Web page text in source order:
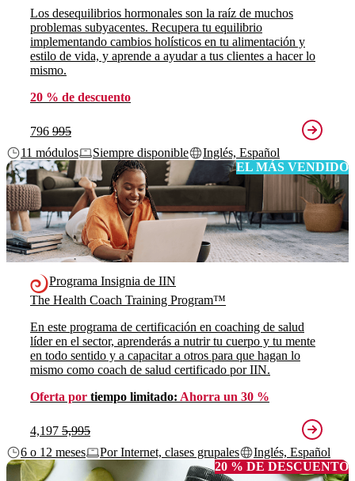
Los desequilibrios hormonales son la raíz de muchos
problemas subyacentes. Recupera tu equilibrio
implementando cambios holísticos en tu alimentación y
estilo de vida, y aprende a ayudar a tus clientes a hacer lo
mismo.
20 % de descuento
796 995
11 módulos
Siempre disponible
Inglés, Español
EL MÁS VENDIDO
Programa Insignia de IIN
The Health Coach Training Program™
En este programa de certificación en coaching de salud
líder en el sector, aprenderás a nutrir tu cuerpo y tu mente
en todo sentido y a capacitar a otros para que hagan lo
mismo como coach de salud certificado por IIN.
Oferta por tiempo limitado: Ahorra un 30 %
4,197 5,995
6 o 12 meses
Por Internet, clases grupales
Inglés, Español
20 % DE DESCUENTO